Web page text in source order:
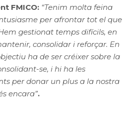
FMICO: “Tenim molta feina
per afrontar tot el que
gestionat temps difícils, en
consolidar i reforçar. En
ha de ser créixer sobre la
se, i hi ha les
per donar un plus a la nostra
encara”.